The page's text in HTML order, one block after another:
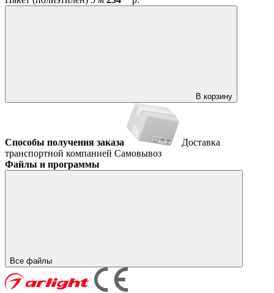
В корзину
Способы получения заказа
Доставка
транспортной компанией Самовывоз
Файлы и программы
Все файлы